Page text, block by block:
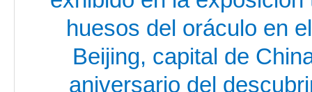
huesos del oráculo en
Beijing, capital de
aniversario del